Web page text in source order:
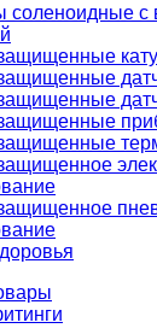
соленоидные